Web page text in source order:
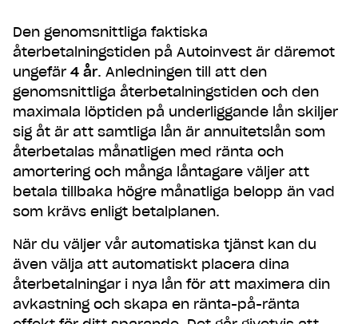
Den genomsnittliga faktiska
återbetalningstiden på Autoinvest är däremot
ungefär 4 år. Anledningen till att den
genomsnittliga återbetalningstiden och den
maximala löptiden på underliggande lån skiljer
sig åt är att samtliga lån är annuitetslån som
återbetalas månatligen med ränta och
amortering och många låntagare väljer att
betala tillbaka högre månatliga belopp än vad
som krävs enligt betalplanen.
När du väljer vår automatiska tjänst kan du
även välja att automatiskt placera dina
återbetalningar i nya lån för att maximera din
avkastning och skapa en ränta-på-ränta